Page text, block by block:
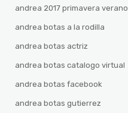
andrea 2017 primavera verano
andrea botas a la rodilla
andrea botas actriz
andrea botas catalogo virtual
andrea botas facebook
andrea botas gutierrez